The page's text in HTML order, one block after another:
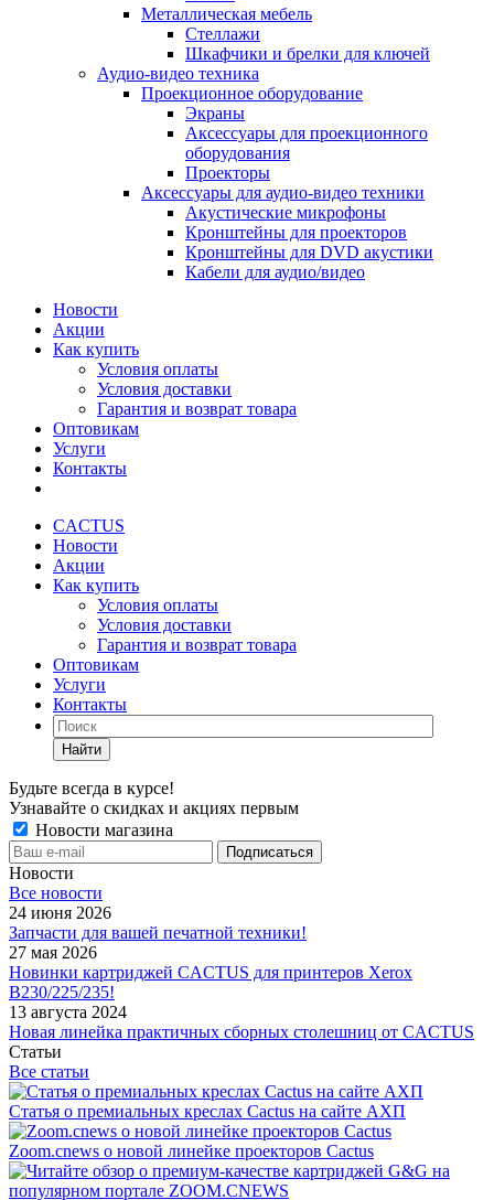
Металлическая мебель
Стеллажи
Шкафчики и брелки для ключей
Аудио-видео техника
Проекционное оборудование
Экраны
Аксессуары для проекционного
оборудования
Проекторы
Аксессуары для аудио-видео техники
Акустические микрофоны
Кронштейны для проекторов
Кронштейны для DVD акустики
Кабели для аудио/видео
Новости
Акции
Как купить
Условия оплаты
Условия доставки
Гарантия и возврат товара
Оптовикам
Услуги
Контакты
CACTUS
Новости
Акции
Как купить
Условия оплаты
Условия доставки
Гарантия и возврат товара
Оптовикам
Услуги
Контакты
Найти
Будьте всегда в курсе!
Узнавайте о скидках и акциях первым
Новости магазина
Новости
Все новости
24 июня 2026
Запчасти для вашей печатной техники!
27 мая 2026
Новинки картриджей CACTUS для принтеров Xerox
B230/225/235!
13 августа 2024
Новая линейка практичных сборных столешниц от CACTUS
Статьи
Все статьи
Статья о премиальных креслах Cactus на сайте АХП
Zoom.cnews о новой линейке проекторов Cactus